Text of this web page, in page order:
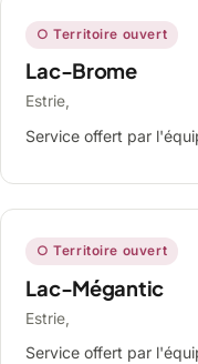
○ Territoire ouvert
Lac-Brome
Estrie,
Service offert par
○ Territoire ouvert
Lac-Mégantic
Estrie,
Service offert par